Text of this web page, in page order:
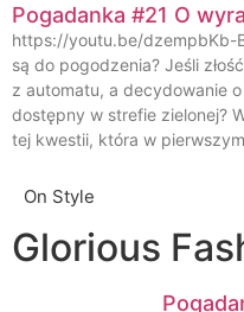
Pogadanka #21 O
https://youtu.be/dzempbKb-
są do pogodzenia? Jeśli
z automatu, a decydowanie
dostępny w strefie zielonej?
tej kwestii, która w
On Style
Glorious